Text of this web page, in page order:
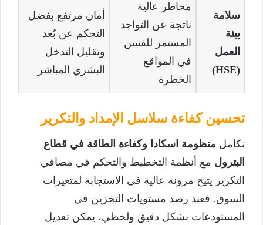
سلامة
بيئة
العمل
(HSE)
مخاطر عالية
ناتجة عن التواجد
المستمر للفنيين
في المواقع
الخطرة
أمان مرتفع بفضل
التحكم عن بُعد
وتقليل التدخل
البشري المباشر
تحسين كفاءة سلاسل الإمداد والتكرير
تكامل منظومة اسكادا وكفاءة الطاقة في قطاع
البترول مع أنظمة التخطيط والتحكم في مصافي
التكرير يتيح مرونة عالية في الاستجابة لمتغيرات
السوق. فعند رصد مستويات التخزين في
المستودعات بشكل دقيق ولحظي، يمكن تعديل